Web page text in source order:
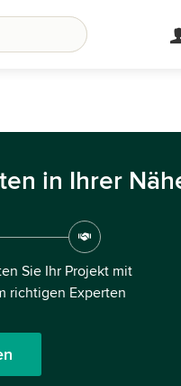
in Ihrer
Sie Ihr Projekt mit
richtigen Experten